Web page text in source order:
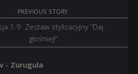
PREVIOUS STORY
1.9: Zestaw stylizacyjny “Daj
głośniej!”
- Zurugula